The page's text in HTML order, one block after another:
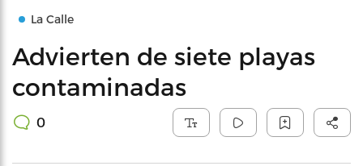
La Calle
Advierten de siete playas
contaminadas
0